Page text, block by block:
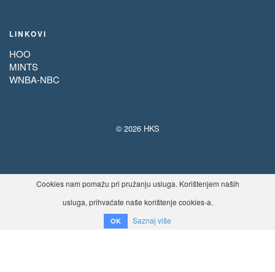
LINKOVI
HOO
MINTS
WNBA-NBC
© 2026 HKS
Cookies nam pomažu pri pružanju usluga. Korištenjem naših
usluga, prihvaćate naše korištenje cookies-a.
OK Saznaj više